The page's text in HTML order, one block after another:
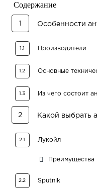
Содержание
1 Особенности
1.1 Производители
1.2 Основные
1.3 Из чего состоит
2 Какой выбрать
2.1 Лукойл
Преимущества
2.2 Sputnik